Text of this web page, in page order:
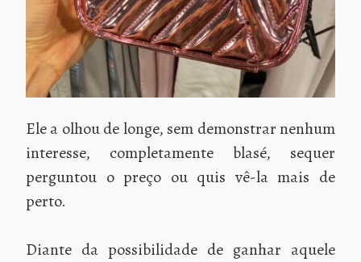
Ele a olhou de longe, sem demonstrar nenhum
interesse, completamente blasé, sequer
perguntou o preço ou quis vê-la mais de
perto.
Diante da possibilidade de ganhar aquele